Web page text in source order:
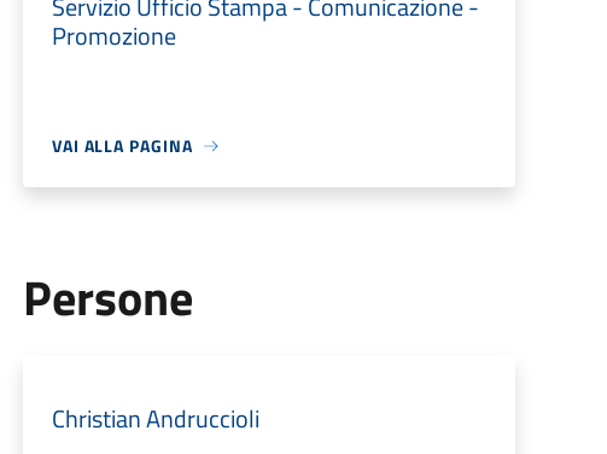
Promozione
VAI ALLA PAGINA
Persone
Christian Andruccioli